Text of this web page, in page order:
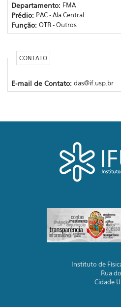
Departamento: FMA
Prédio: PAC - Ala Central
Função: OTR - Outros
CONTATO
E-mail de Contato: das@if.usp.br
Instituto de
Rua
Cidade